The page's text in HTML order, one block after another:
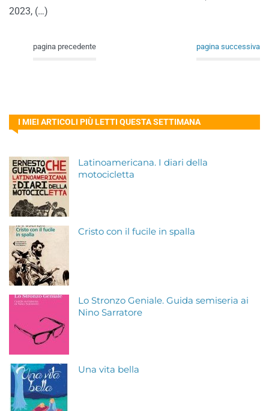
2023, (…)
pagina precedente pagina successiva
I MIEI ARTICOLI PIÙ LETTI QUESTA SETTIMANA
Latinoamericana. I diari della
motocicletta
Cristo con il fucile in spalla
Lo Stronzo Geniale. Guida semiseria ai
Nino Sarratore
Una vita bella